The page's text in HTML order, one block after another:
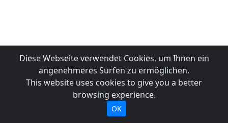
Diese Webseite verwendet Cookies, um Ihnen ein
angenehmeres Surfen zu ermöglichen.
This website uses cookies to give you a better
browsing experience.
OK